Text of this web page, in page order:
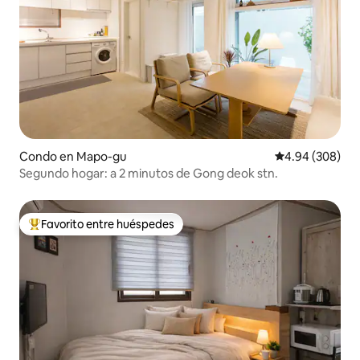
Condo en Mapo-gu Calificación
4.94 (308)
Segundo hogar: a 2 minutos de Gong deok stn.
Favorito entre huéspedes preferido
Favorito entre huéspedes